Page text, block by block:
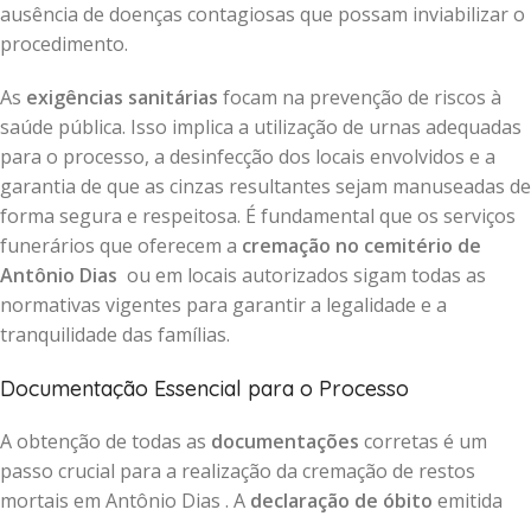
ausência de doenças contagiosas que possam inviabilizar o
procedimento.
As exigências sanitárias focam na prevenção de riscos à
saúde pública. Isso implica a utilização de urnas adequadas
para o processo, a desinfecção dos locais envolvidos e a
garantia de que as cinzas resultantes sejam manuseadas de
forma segura e respeitosa. É fundamental que os serviços
funerários que oferecem a cremação no cemitério de
Antônio Dias ou em locais autorizados sigam todas as
normativas vigentes para garantir a legalidade e a
tranquilidade das famílias.
Documentação Essencial para o Processo
A obtenção de todas as documentações corretas é um
passo crucial para a realização da cremação de restos
mortais em Antônio Dias . A declaração de óbito emitida